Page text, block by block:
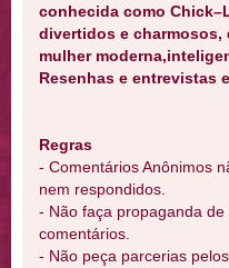
conhecida como
divertidos e charmosos,
mulher
Resenhas e entrevistas
Regras
- Comentários Anônimos
nem respondidos.
- Não faça propaganda de
comentários.
- Não peça parcerias